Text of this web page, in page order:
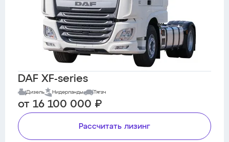
DAF XF-series
Дизель Нидерланды Тягач
от 16 100 000 ₽
Рассчитать лизинг